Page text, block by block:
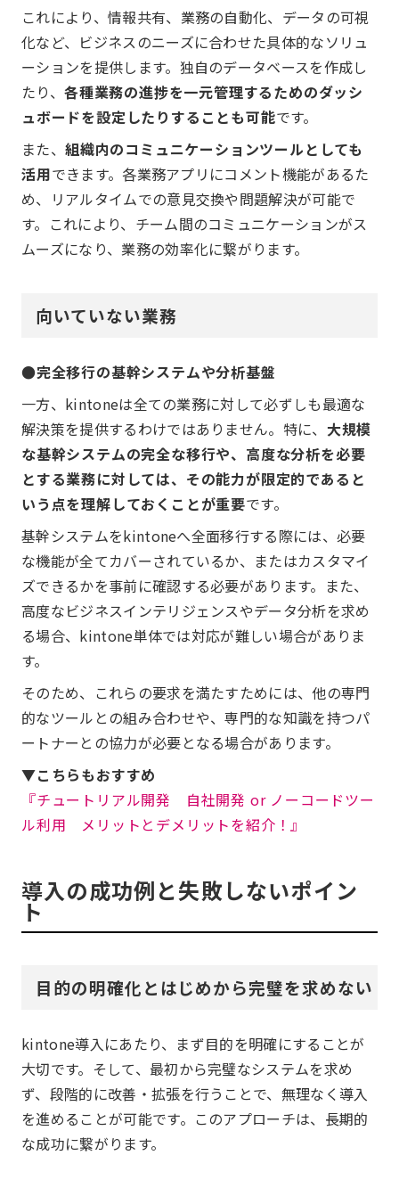
これにより、情報共有、業務の自動化、データの可視
化など、ビジネスのニーズに合わせた具体的なソリュ
ーションを提供します。独自のデータベースを作成し
たり、 各種業務の進捗を一元管理するためのダッシ
ュボードを設定したりすることも可能です。
また、 組織内のコミュニケーションツールとしても
活用できます。各業務アプリにコメント機能があるた
め、リアルタイムでの意見交換や問題解決が可能で
す。これにより、チーム間のコミュニケーションがス
ムーズになり、業務の効率化に繋がります。
向いていない業務
●完全移行の基幹システムや分析基盤
一方、kintoneは全ての業務に対して必ずしも最適な
解決策を提供するわけではありません。特に、 大規模
な基幹システムの完全な移行や、高度な分析を必要
とする業務に対しては、その能力が限定的であると
いう点を理解しておくことが重要です。
基幹システムをkintoneへ全面移行する際には、必要
な機能が全てカバーされているか、またはカスタマイ
ズできるかを事前に確認する必要があります。また、
高度なビジネスインテリジェンスやデータ分析を求め
る場合、kintone単体では対応が難しい場合がありま
す。
そのため、これらの要求を満たすためには、他の専門
的なツールとの組み合わせや、専門的な知識を持つパ
ートナーとの協力が必要となる場合があります。
▼こちらもおすすめ
『チュートリアル開発 自社開発 or ノーコードツー
ル利用 メリットとデメリットを紹介！』
導入の成功例と失敗しないポイン
ト
目的の明確化とはじめから完璧を求めない
kintone導入にあたり、まず目的を明確にすることが
大切です。そして、最初から完璧なシステムを求め
ず、段階的に改善・拡張を行うことで、無理なく導入
を進めることが可能です。このアプローチは、長期的
な成功に繋がります。